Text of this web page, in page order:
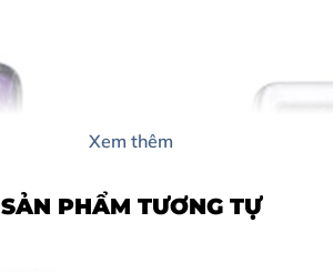
Xem thêm
SẢN PHẨM TƯƠNG TỰ